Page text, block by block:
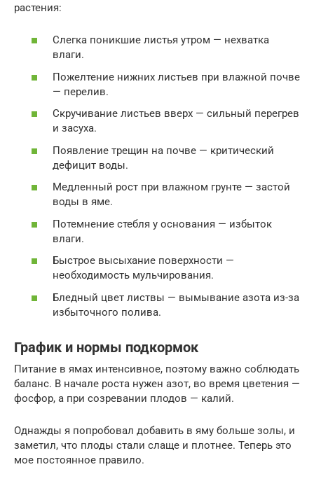
растения:
Слегка поникшие листья утром — нехватка
влаги.
Пожелтение нижних листьев при влажной почве
— перелив.
Скручивание листьев вверх — сильный перегрев
и засуха.
Появление трещин на почве — критический
дефицит воды.
Медленный рост при влажном грунте — застой
воды в яме.
Потемнение стебля у основания — избыток
влаги.
Быстрое высыхание поверхности —
необходимость мульчирования.
Бледный цвет листвы — вымывание азота из-за
избыточного полива.
График и нормы подкормок
Питание в ямах интенсивное, поэтому важно соблюдать
баланс. В начале роста нужен азот, во время цветения —
фосфор, а при созревании плодов — калий.
Однажды я попробовал добавить в яму больше золы, и
заметил, что плоды стали слаще и плотнее. Теперь это
мое постоянное правило.